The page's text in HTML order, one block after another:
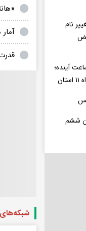
آمار
نام
جوی کشور در ۷۲ ساعت آینده؛
ششم